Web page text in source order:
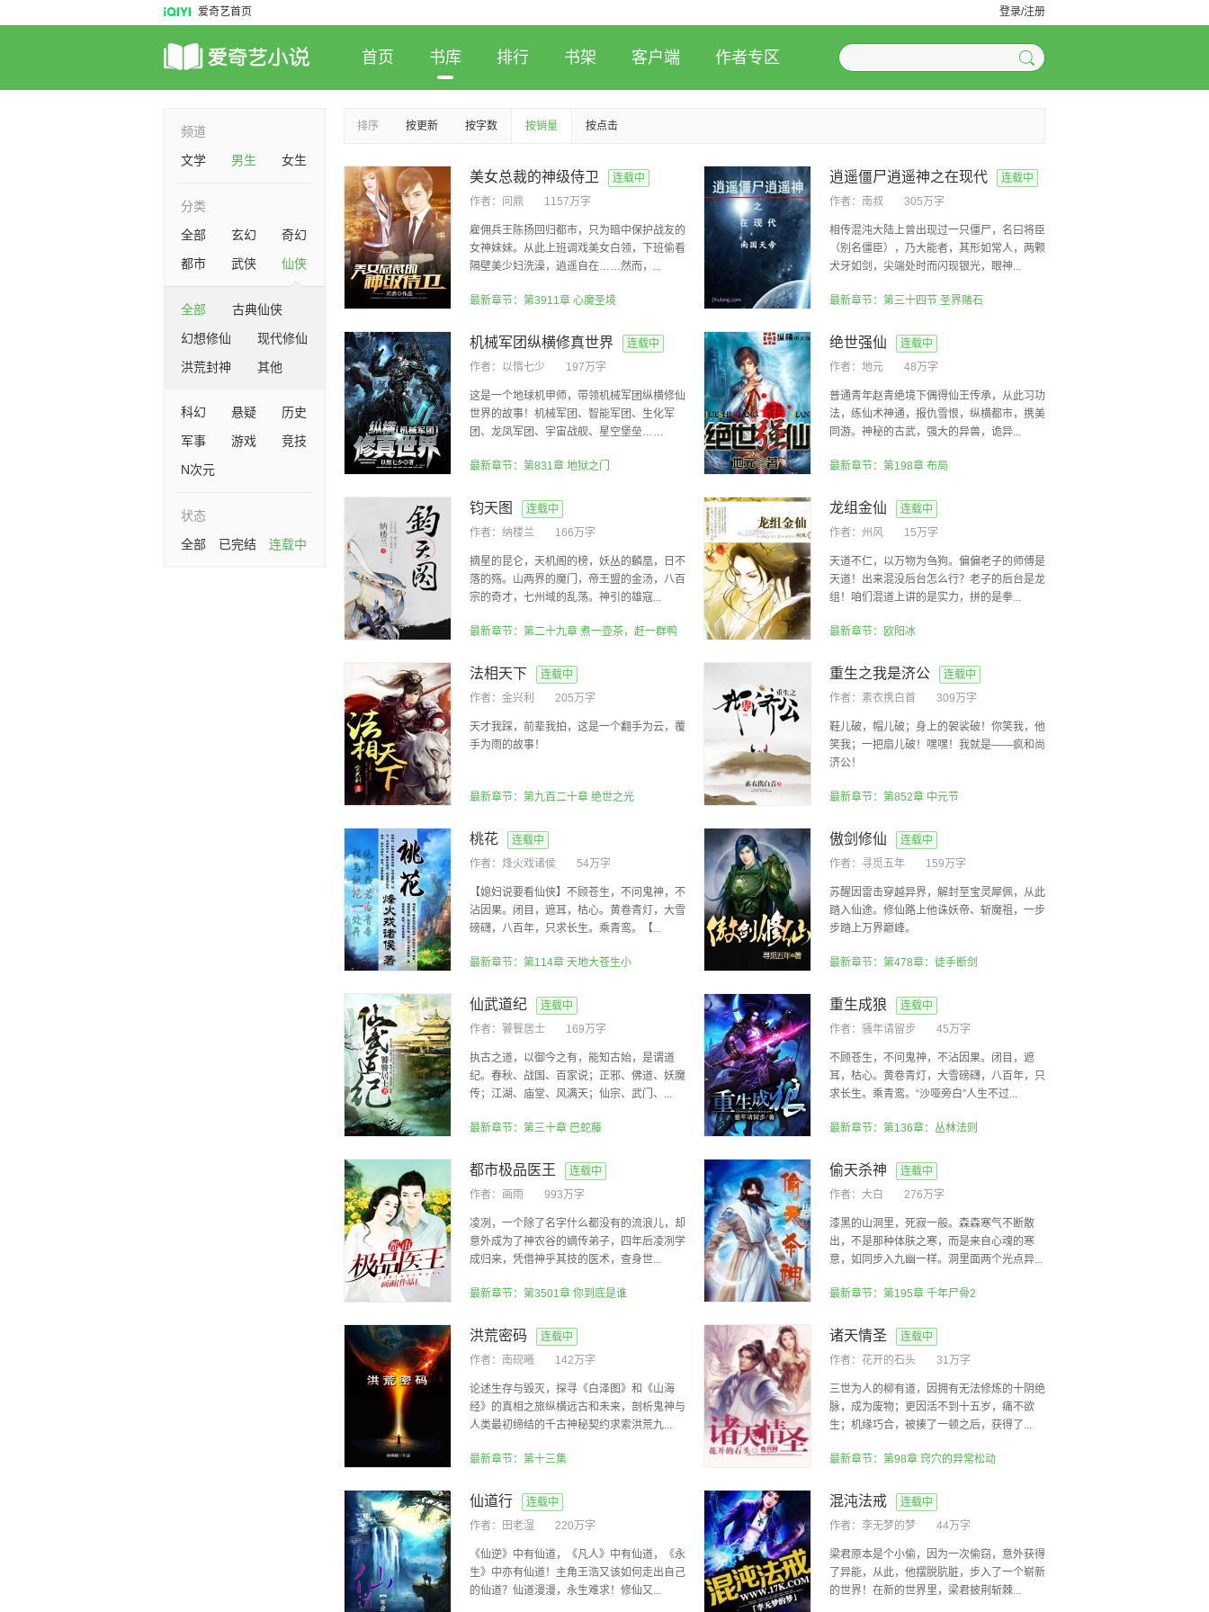
爱奇艺首页 登录/注册
首页 书库 排行 书架 客户端 作者专区
频道
文学
男生 女生
分类
全部
玄幻
奇幻
都市
武侠 仙侠
全部
古典仙侠
幻想修仙
现代修仙
洪荒封神
其他
科幻 悬疑
历史
军事
游戏
竞技
N次元
状态
全部
已完结 连载中
排序 按更新 按字数 按销量 按点击
美女总裁的神级侍卫
连载中
作者： 问鼎 1157万字
雇佣兵王陈扬回归都市，只为暗中保护战友的
女神妹妹。从此上班调戏美女白领，下班偷看
隔壁美少妇洗澡，逍遥自在……然而，...
最新章节：第3911章 心魔圣境
逍遥僵尸逍遥神之在现代
连载中
作者： 南叔 305万字
相传混沌大陆上曾出现过一只僵尸，名曰将臣
（别名僵臣），乃大能者，其形如常人，两颗
犬牙如剑，尖端处时而闪现银光，眼神...
最新章节：第三十四节 圣界赌石
机械军团纵横修真世界
连载中
作者： 以惰七少 197万字
这是一个地球机甲师，带领机械军团纵横修仙
世界的故事！机械军团、智能军团、生化军
团、龙凤军团、宇宙战舰、星空堡垒……
最新章节：第831章 地狱之门
绝世强仙
连载中
作者： 地元 48万字
普通青年赵青绝境下偶得仙王传承，从此习功
法，练仙术神通，报仇雪恨，纵横都市，携美
同游。神秘的古武，强大的异兽，诡异...
最新章节：第198章 布局
钧天图
连载中
作者： 纳楼兰 166万字
摘星的昆仑，天机阁的榜，妖丛的麟凰，日不
落的殇。山两界的魔门，帝王盟的金汤，八百
宗的奇才，七州域的乱荡。神引的雄寇...
最新章节：第二十九章 煮一壶茶，赶一群鸭
龙组金仙
连载中
作者： 州风 15万字
天道不仁，以万物为刍狗。偏偏老子的师傅是
天道！出来混没后台怎么行？老子的后台是龙
组！咱们混道上讲的是实力，拼的是拳...
最新章节：欧阳冰
法相天下
连载中
作者： 金兴利 205万字
天才我踩，前辈我拍，这是一个翻手为云，覆
手为雨的故事！
最新章节：第九百二十章 绝世之光
重生之我是济公
连载中
作者： 素衣携白首 309万字
鞋儿破，帽儿破；身上的袈裟破！你笑我，他
笑我；一把扇儿破！嘿嘿！我就是——疯和尚
济公！
最新章节：第852章 中元节
桃花
连载中
作者： 烽火戏诸侯 54万字
【媳妇说要看仙侠】不顾苍生，不问鬼神，不
沾因果。闭目，遮耳，枯心。黄卷青灯，大雪
磅礴，八百年，只求长生。乘青鸾。【...
最新章节：第114章 天地大苍生小
傲剑修仙
连载中
作者： 寻觅五年 159万字
苏醒因雷击穿越异界，解封至宝灵犀佩，从此
踏入仙途。修仙路上他诛妖帝、斩魔祖，一步
步踏上万界巅峰。
最新章节：第478章：徒手断剑
仙武道纪
连载中
作者： 饕餮居士 169万字
执古之道，以御今之有，能知古始，是谓道
纪。春秋、战国、百家说；正邪、佛道、妖魔
传；江湖、庙堂、风满天；仙宗、武门、...
最新章节：第三十章 巴蛇藤
重生成狼
连载中
作者： 骚年请留步 45万字
不顾苍生，不问鬼神，不沾因果。闭目，遮
耳，枯心。黄卷青灯，大雪磅礴，八百年，只
求长生。乘青鸾。“沙哑旁白”人生不过...
最新章节：第136章：丛林法则
都市极品医王
连载中
作者： 画雨 993万字
凌冽，一个除了名字什么都没有的流浪儿，却
意外成为了神农谷的嫡传弟子，四年后凌冽学
成归来，凭借神乎其技的医术，查身世...
最新章节：第3501章 你到底是谁
偷天杀神
连载中
作者： 大白 276万字
漆黑的山洞里，死寂一般。森森寒气不断散
出，不是那种体肤之寒，而是来自心魂的寒
意，如同步入九幽一样。洞里面两个光点异...
最新章节：第195章 千年尸骨2
洪荒密码
连载中
作者： 南砚曦 142万字
论述生存与毁灭，探寻《白泽图》和《山海
经》的真相之旅纵横远古和未来，剖析鬼神与
人类最初缔结的千古神秘契约求索洪荒九...
最新章节：第十三集
诸天情圣
连载中
作者： 花开的石头 31万字
三世为人的柳有道，因拥有无法修炼的十阴绝
脉，成为废物；更因活不到十五岁，痛不欲
生；机缘巧合，被揍了一顿之后，获得了...
最新章节：第98章 窍穴的异常松动
仙道行
连载中
作者：
田老湿 220万字
《仙逆》中有仙道，《凡人》中有仙道，《永
生》中亦有仙道！主角王浩又该如何走出自己
的仙道？仙道漫漫，永生难求！修仙又...
混沌法戒
连载中
作者： 李无梦的梦 44万字
梁君原本是个小偷，因为一次偷窃，意外获得
了异能，从此，他摆脱肮脏，步入了一个崭新
的世界！在新的世界里，梁君披荆斩棘...